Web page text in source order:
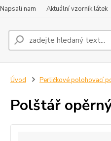
Napsali nam Aktuální vzorník látek
Úvod Perličkové polohovací
Polštář